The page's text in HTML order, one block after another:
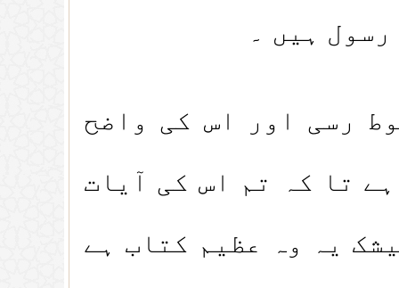
ہیں ۔
رسی اور اس کی واضح
تا کہ تم اس کی آیات
یہ وہ عظیم کتاب ہے